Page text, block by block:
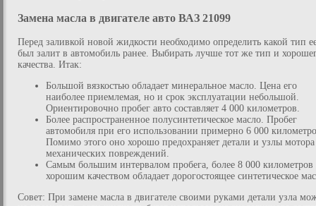
Замена масла в двигателе авто ВАЗ 21099
Перед заливкой новой жидкости необходимо определить какой тип
был залит в автомобиль ранее. Выбирать лучше тот же тип и
качества. Итак:
Большой вязкостью обладает минеральное масло. Цена его
наиболее приемлемая, но и срок эксплуатации небольшой.
Ориентировочно пробег авто составляет 4 000 километров.
Более распространенное полусинтетическое масло. Пробег
автомобиля при его использовании примерно 6 000
Помимо этого оно хорошо предохраняет детали и узлы мотора
механических повреждений.
Самым большим интервалом пробега, более 8 000 километров
хорошим качеством обладает дорогостоящее синтетическое
Совет: При замене масла в двигателе своими руками детали узла